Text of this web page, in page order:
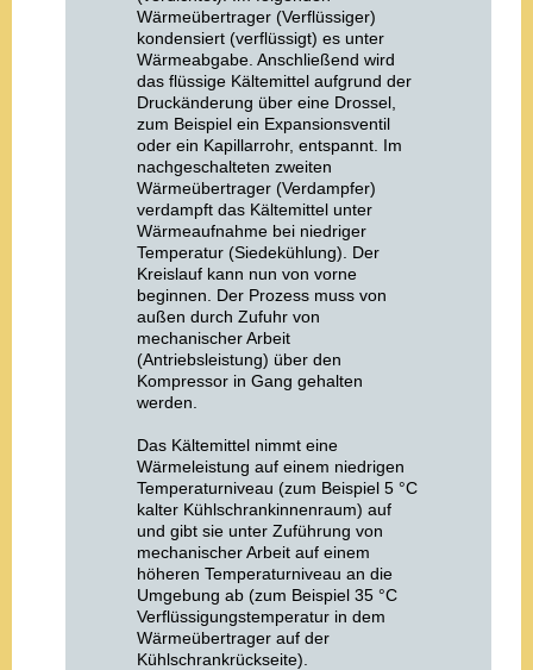
Wärmeübertrager (Verflüssiger)
kondensiert (verflüssigt) es unter
Wärmeabgabe. Anschließend wird
das flüssige Kältemittel aufgrund der
Druckänderung über eine Drossel,
zum Beispiel ein Expansionsventil
oder ein Kapillarrohr, entspannt. Im
nachgeschalteten zweiten
Wärmeübertrager (Verdampfer)
verdampft das Kältemittel unter
Wärmeaufnahme bei niedriger
Temperatur (Siedekühlung). Der
Kreislauf kann nun von vorne
beginnen. Der Prozess muss von
außen durch Zufuhr von
mechanischer Arbeit
(Antriebsleistung) über den
Kompressor in Gang gehalten
werden.
Das Kältemittel nimmt eine
Wärmeleistung auf einem niedrigen
Temperaturniveau (zum Beispiel 5 °C
kalter Kühlschrankinnenraum) auf
und gibt sie unter Zuführung von
mechanischer Arbeit auf einem
höheren Temperaturniveau an die
Umgebung ab (zum Beispiel 35 °C
Verflüssigungstemperatur in dem
Wärmeübertrager auf der
Kühlschrankrückseite).